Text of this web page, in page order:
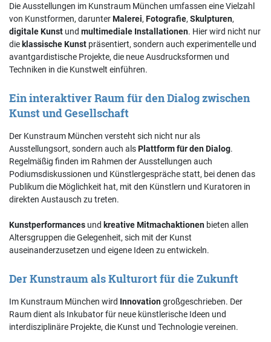
Die Ausstellungen im Kunstraum München umfassen eine Vielzahl
von Kunstformen, darunterMalerei, Fotografie, Skulpturen,
digitale Kunst und multimediale Installationen. Hier wird nicht nur
die klassische Kunst präsentiert, sondern auch experimentelle und
avantgardistische Projekte, die neue Ausdrucksformen und
Techniken in die Kunstwelt einführen.
Ein interaktiver Raum für den Dialog zwischen
Kunst und Gesellschaft
Der Kunstraum München versteht sich nicht nur als
Ausstellungsort, sondern auch alsPlattform für den Dialog.
Regelmäßig finden im Rahmen der Ausstellungen auch
Podiumsdiskussionen und Künstlergespräche statt, bei denen das
Publikum die Möglichkeit hat, mit den Künstlern und Kuratoren in
direkten Austausch zu treten.
Kunstperformances und kreative Mitmachaktionen bieten allen
Altersgruppen die Gelegenheit, sich mit der Kunst
auseinanderzusetzen und eigene Ideen zu entwickeln.
Der Kunstraum als Kulturort für die Zukunft
Im Kunstraum München wird Innovationgroßgeschrieben. Der
Raum dient als Inkubator für neue künstlerische Ideen und
interdisziplinäre Projekte, die Kunst und Technologie vereinen.